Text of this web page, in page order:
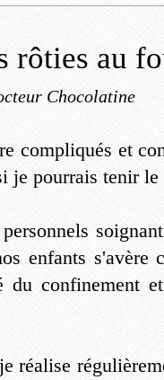
rôties au
Chocolatine
compliqués et
je pourrais tenir
enfants s'avère
confinement
réalise